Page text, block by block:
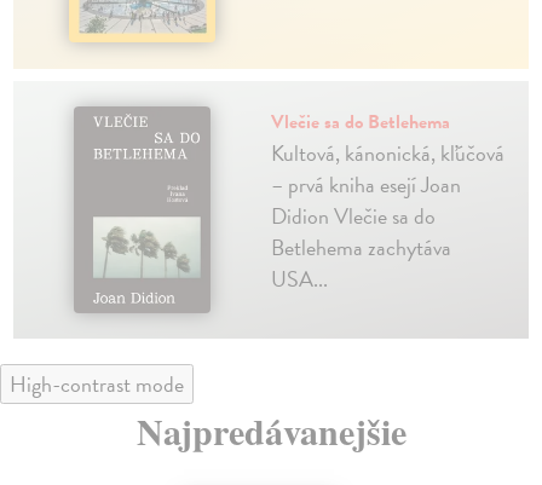
Vlečie sa do Betlehema
Kultová, kánonická, kľúčová
– prvá kniha esejí Joan
Didion Vlečie sa do
Betlehema zachytáva
USA...
High-contrast mode
Najpredávanejšie